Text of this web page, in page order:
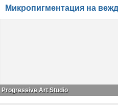
Микропигментация на
Progressive Art Studio